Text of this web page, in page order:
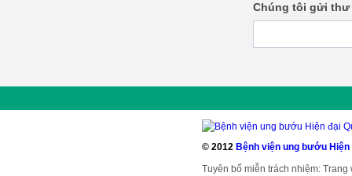
Chúng tôi gửi
© 2012 Bệnh viện ung bướu
Tuyên bố miễn trách nhiệm: